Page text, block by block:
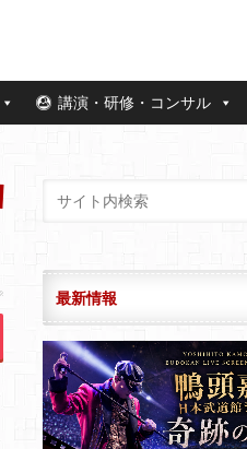
講演・研修・コンサル
最新情報